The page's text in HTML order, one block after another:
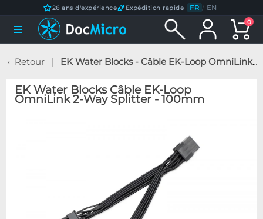
26 ans d'expérience Expédition rapide FR / EN
0
Retour EK Water Blocks - Câble EK-Loop OmniLink 2-Way Splitter - 100mm
EK Water Blocks Câble EK-Loop
OmniLink 2-Way Splitter - 100mm